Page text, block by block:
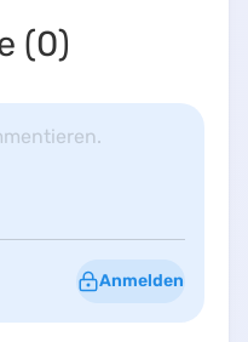
(0)
Anmelden